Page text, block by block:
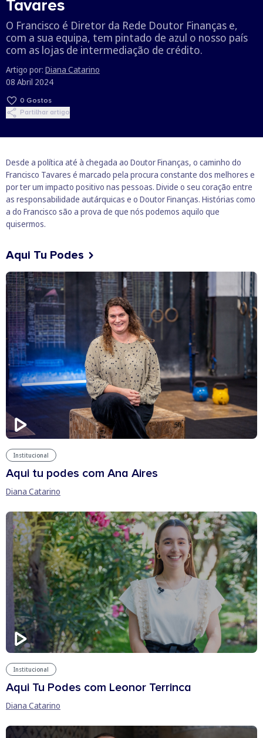
Tavares
O Francisco é Diretor da Rede Doutor Finanças e,
com a sua equipa, tem pintado de azul o nosso país
com as lojas de intermediação de crédito.
Artigo por: Diana Catarino
08 Abril 2024
0 Gostos
Partilhar artigo
Desde a política até à chegada ao Doutor Finanças, o caminho do
Francisco Tavares é marcado pela procura constante dos melhores e
por ter um impacto positivo nas pessoas. Divide o seu coração entre
as responsabilidade autárquicas e o Doutor Finanças. Histórias como
a do Francisco são a prova de que nós podemos aquilo que
quisermos.
Aqui Tu Podes
Institucional
Aqui tu podes com Ana Aires
Diana Catarino
Institucional
Aqui Tu Podes com Leonor Terrinca
Diana Catarino